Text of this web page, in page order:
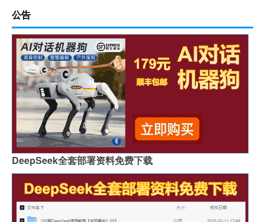
公告
DeepSeek全套部署资料免费下载